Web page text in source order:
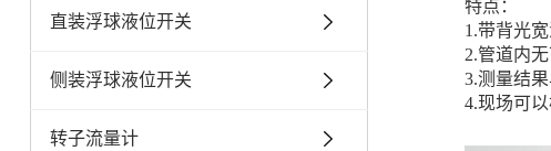
直装浮球液位开关
侧装浮球液位开关
转子流量计
特点：
1.带背光
2.管道内
3.测量结
4.现场可